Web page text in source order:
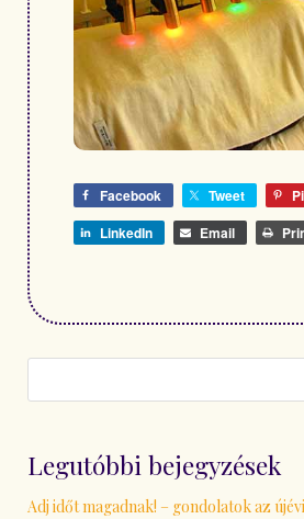
Facebook Tweet
LinkedIn
Email
Legutóbbi bejegyzések
Adj időt magadnak! – gondolatok az